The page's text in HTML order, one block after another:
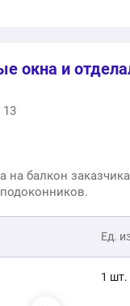
окна и
13
на балкон
Ед.
1 шт.